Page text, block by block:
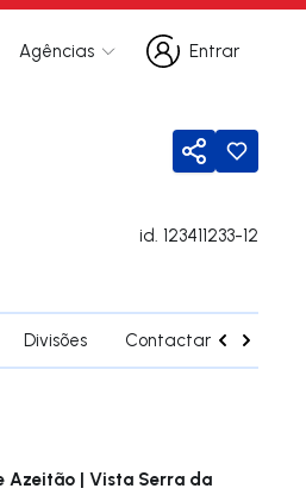
Agências
Entrar
Entrar
Partilhar
id. 123411233-12
Divisões Contactar agente
Azeitão | Vista Serra da